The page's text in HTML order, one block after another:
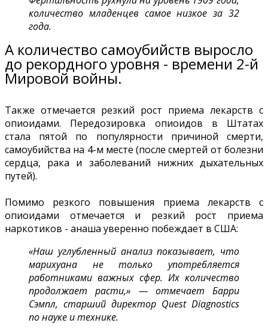
количество младенцев самое низкое за 32
года.
А количество самоубийств выросло
до рекордного уровня - времени 2-й
Мировой войны.
Также отмечается резкий рост приема лекарств с
опиоидами. Передозировка опиоидов в Штатах
стала пятой по популярности причиной смерти,
самоубийства на 4-м месте (после смертей от болезни
сердца, рака и заболеваний нижних дыхательных
путей).
Помимо резкого повышения приема лекарств с
опиоидами отмечается и резкий рост приема
наркотиков - анаша уверенно побеждает в США:
«Наш углубленный анализ показывает, что
марихуана не только употребляется
работниками важных сфер. Их количество
продолжает расти,» — отмечает Барри
Сэмпл, старший директор Quest Diagnostics
по науке и технике.